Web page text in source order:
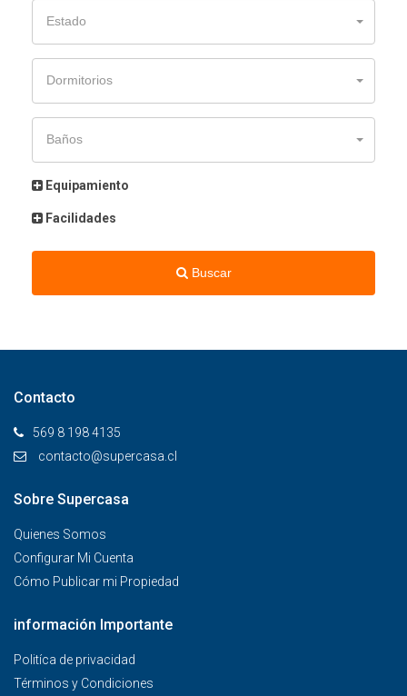
Estado
Dormitorios
Baños
Equipamiento
Facilidades
Buscar
Contacto
569 8 198 4135
contacto@supercasa.cl
Sobre Supercasa
Quienes Somos
Configurar Mi Cuenta
Cómo Publicar mi Propiedad
información Importante
Politíca de privacidad
Términos y Condiciones